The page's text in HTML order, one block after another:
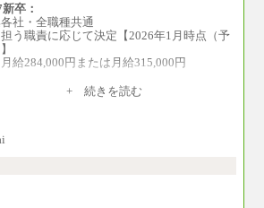
卒：
社・全職種共通
職責に応じて決定【2026年1月時点（予
284,000円または月給315,000円
社後早期から、自律的な業務遂行が求
職責を担う方については、さらに高い金
+ 続きを読む